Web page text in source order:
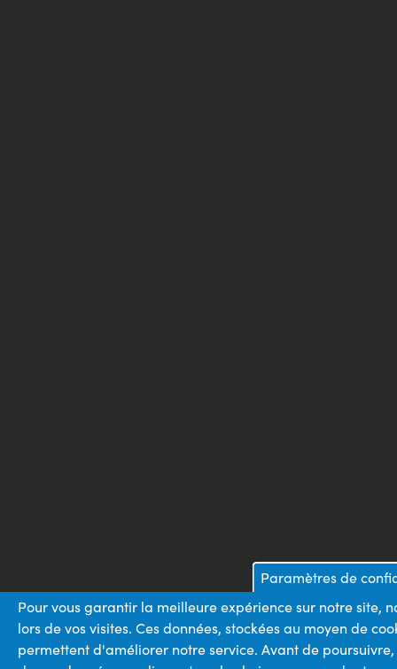
Paramètres de
Pour vous garantir la meilleure expérience sur notre site,
lors de vos visites. Ces données, stockées au moyen de
permettent d'améliorer notre service. Avant de